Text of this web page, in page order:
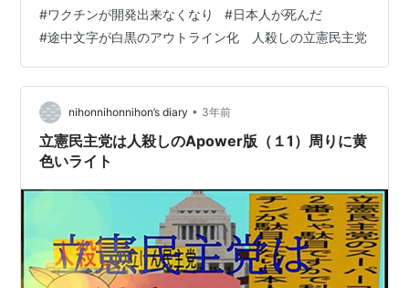
#ワクチンが開発出来なくなり #日本人が死んだ
#途中文字が白黒のアウトライン化 人殺しの立憲民主党
nihonnihonnihon’s diary • 3年前
立憲民主党は人殺しのApower版（１1）周りに黄
色いライト